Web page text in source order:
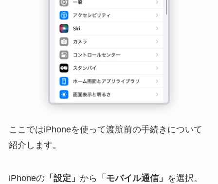
ここではiPhoneを使って渡航前の手続きについて
紹介します。
iPhoneの「設定」 から 「モバイル通信」 を選択。